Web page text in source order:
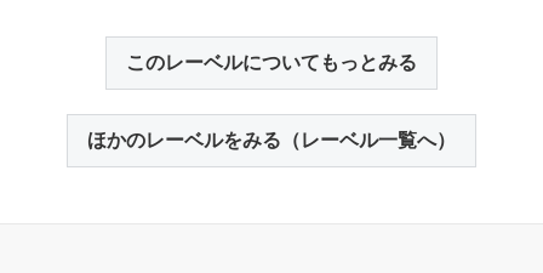
このレーベルについてもっとみる
ほかのレーベルをみる（レーベル一覧へ）